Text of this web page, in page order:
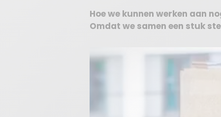
Hoe we kunnen werken aan
Omdat we samen een stuk